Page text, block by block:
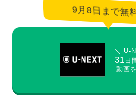
9月8日まで無
＼ U-
31 日
動画